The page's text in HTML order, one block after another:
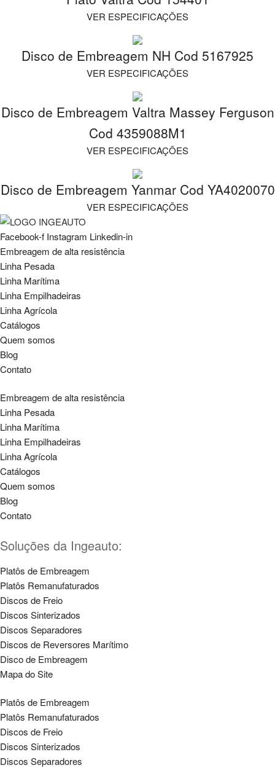
VER ESPECIFICAÇÕES
Disco de Embreagem NH Cod 5167925
VER ESPECIFICAÇÕES
Disco de Embreagem Valtra Massey Ferguson
Cod 4359088M1
VER ESPECIFICAÇÕES
Disco de Embreagem Yanmar Cod YA4020070
VER ESPECIFICAÇÕES
Facebook-f Instagram Linkedin-in
Embreagem de alta resistência
Linha Pesada
Linha Marítima
Linha Empilhadeiras
Linha Agrícola
Catálogos
Quem somos
Blog
Contato
Embreagem de alta resistência
Linha Pesada
Linha Marítima
Linha Empilhadeiras
Linha Agrícola
Catálogos
Quem somos
Blog
Contato
Soluções da Ingeauto:
Platôs de Embreagem
Platôs Remanufaturados
Discos de Freio
Discos Sinterizados
Discos Separadores
Discos de Reversores Marítimo
Disco de Embreagem
Mapa do Site
Platôs de Embreagem
Platôs Remanufaturados
Discos de Freio
Discos Sinterizados
Discos Separadores